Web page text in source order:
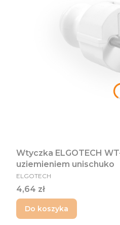
Wtyczka ELGOTECH
uziemieniem unischuko
PRODUCENT
ELGOTECH
Cena
4,64 zł
Do koszyka